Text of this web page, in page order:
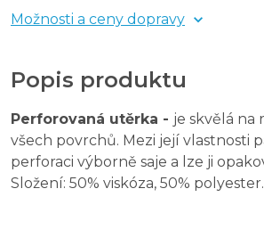
Možnosti a ceny dopravy
Popis produktu
Perforovaná utěrka - je skvělá na
všech povrchů. Mezi její vlastnosti
perforaci výborně saje a lze ji
Složení: 50% viskóza, 50% polyester.